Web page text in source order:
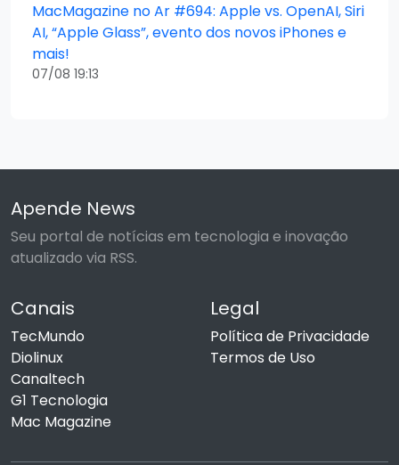
MacMagazine no Ar #694: Apple vs. OpenAI, Siri
AI, “Apple Glass”, evento dos novos iPhones e
mais!
07/08 19:13
Apende News
Seu portal de notícias em tecnologia e inovação
atualizado via RSS.
Canais
TecMundo
Diolinux
Canaltech
G1 Tecnologia
Mac Magazine
Legal
Política de Privacidade
Termos de Uso